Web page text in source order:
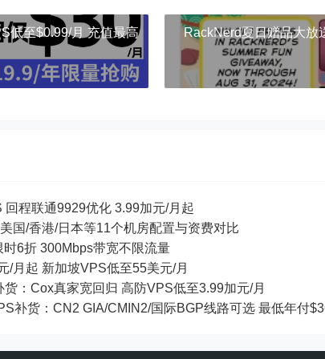
低至$0.99/月 充值最高
RackNerd夏日赠品大放
程联通9929优化 3.99加元/月起
国/香港/日本等11个机房配置与资费对比
6折 300Mbps带宽不限流量
/月起 新加坡VPS低至55美元/月
：Cox真家宽回归 高防VPS低至3.99加元/月
补货：CN2 GIA/CMIN2/国际BGP线路可选 最低年付